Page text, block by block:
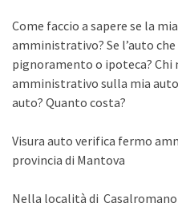
Come faccio a sapere se la
amministrativo? Se l’auto
pignoramento o ipoteca?
amministrativo sulla mia
auto? Quanto costa?
Visura auto verifica fermo
provincia di Mantova
Nella località di